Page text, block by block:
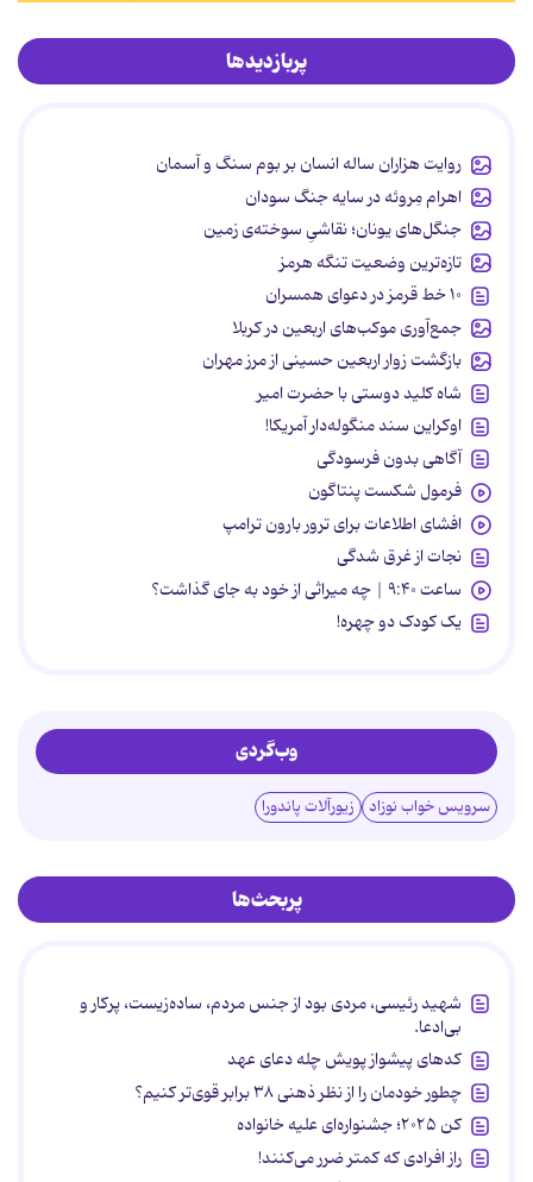
پربازدیدها
روایت هزاران ساله انسان بر بوم سنگ و آسمان
اهرام مِروئه در سایه جنگ سودان
جنگل‌های یونان؛ نقاشیِ سوخته‌ی زمین
تازه‌ترین وضعیت تنگه هرمز
۱۰ خط قرمز در دعوای همسران
جمع‌آوری موکب‌های اربعین در کربلا
بازگشت زوار اربعین حسینی از مرز مهران
شاه کلید دوستی با حضرت امیر
اوکراین سند منگوله‌دار آمریکا!
آگاهی بدون فرسودگی
فرمول شکست پنتاگون
افشای اطلاعات برای ترور بارون ترامپ
نجات از غرق شدگی
ساعت ۹:۴۰ | چه میراثی از خود به جای گذاشت؟
یک کودک دو چهره!
وب‌گردی
سرویس خواب نوزاد زیورآلات پاندورا
پربحث‌ها
شهید رئیسی، مردی بود از جنس مردم، ساده‌زیست، پرکار و
بی‌ادعا.
کدهای پیشواز پویش چله دعای عهد
چطور خودمان را از نظر ذهنی ۳۸ برابر قوی‌تر کنیم؟
کن ۲۰۲۵؛ جشنواره‌ای علیه خانواده
راز افرادی که کمتر ضرر می‌کنند!